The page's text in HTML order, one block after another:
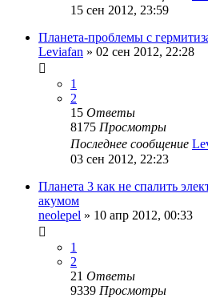
15 сен 2012, 23:59
Планета-проблемы с
Leviafan » 02 сен 2012, 22:28
1
2
15 Ответы
8175 Просмотры
Последнее сообщение
03 сен 2012, 22:23
Планета 3 как не спалить
акумом
neolepel » 10 апр 2012, 00:33
1
2
21 Ответы
9339 Просмотры